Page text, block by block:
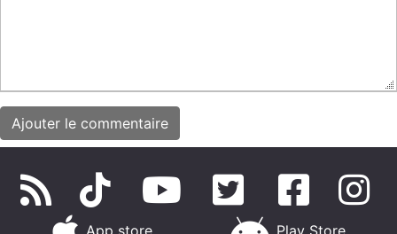
App store Play Store